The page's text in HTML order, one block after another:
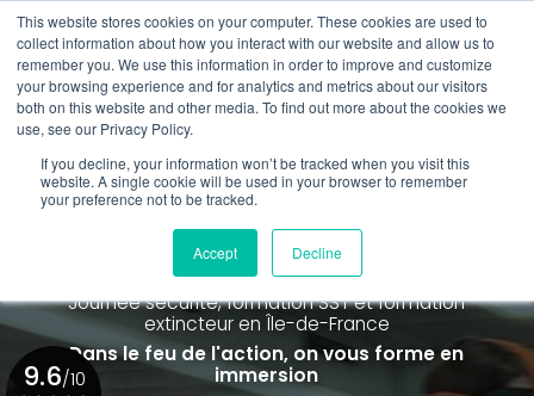
This website stores cookies on your computer. These cookies are used to
collect information about how you interact with our website and allow us to
remember you. We use this information in order to improve and customize
your browsing experience and for analytics and metrics about our visitors
both on this website and other media. To find out more about the cookies we
use, see our Privacy Policy.
If you decline, your information won’t be tracked when you visit this
website. A single cookie will be used in your browser to remember
your preference not to be tracked.
Accept Decline
Aller
au
contenu
principal
01 84 20 18 48
Rappel gratuit
Spécialiste de la formation SST et
de la Formation Incendie
à Paris La Défense depuis 2015
Journée sécurité, formation SST et formation
extincteuren Île-de-France
Dans le feu de l'action, on vous forme en
immersion
9.6/10